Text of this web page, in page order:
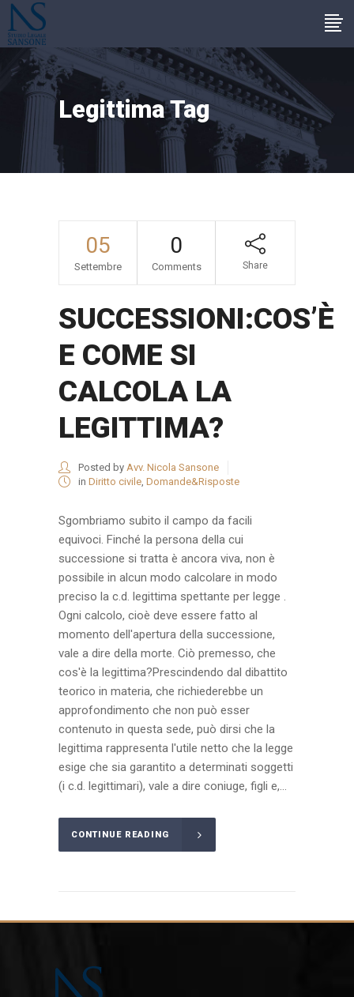
Legittima Tag
05
Settembre
0
Comments Share
SUCCESSIONI:COS’È
E COME SI
CALCOLA LA
LEGITTIMA?
Posted by Avv. Nicola Sansone
in Diritto civile Domande&Risposte
Sgombriamo subito il campo da facili
equivoci. Finché la persona della cui
successione si tratta è ancora viva, non è
possibile in alcun modo calcolare in modo
preciso la c.d. legittima spettante per legge .
Ogni calcolo, cioè deve essere fatto al
momento dell'apertura della successione,
vale a dire della morte. Ciò premesso, che
cos'è la legittima?Prescindendo dal dibattito
teorico in materia, che richiederebbe un
approfondimento che non può esser
contenuto in questa sede, può dirsi che la
legittima rappresenta l'utile netto che la legge
esige che sia garantito a determinati soggetti
(i c.d. legittimari), vale a dire coniuge, figli e,...
CONTINUE READING